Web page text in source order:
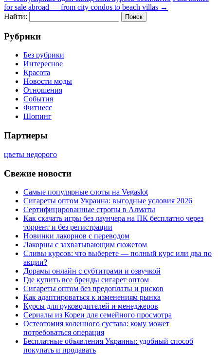
for sale abroad — from city condos to beach villas →
Найти:
Рубрики
Без рубрики
Интересное
Красота
Новости моды
Отношения
События
Фитнесс
Шопинг
Партнеры
цветы недорого
Свежие новости
Самые популярные слоты на Vegaslot
Сигареты оптом Украина: выгодные условия 2026
Сертифицированные стропы в Алматы
Как скачать игры без лаунчера на ПК бесплатно через
торрент и без регистрации
Новинки лакорнов с переводом
Лакорны с захватывающим сюжетом
Сливы курсов: что выберете — полный курс или два по
акции?
Дорамы онлайн с субтитрами и озвучкой
Где купить все бренды сигарет оптом
Сигареты оптом без предоплаты и рисков
Как адаптироваться к изменениям рынка
Курсы для руководителей и менеджеров
Сериалы из Кореи для семейного просмотра
Остеотомия коленного сустава: кому может
потребоваться операция
Бесплатные объявления Украины: удобный способ
покупать и продавать